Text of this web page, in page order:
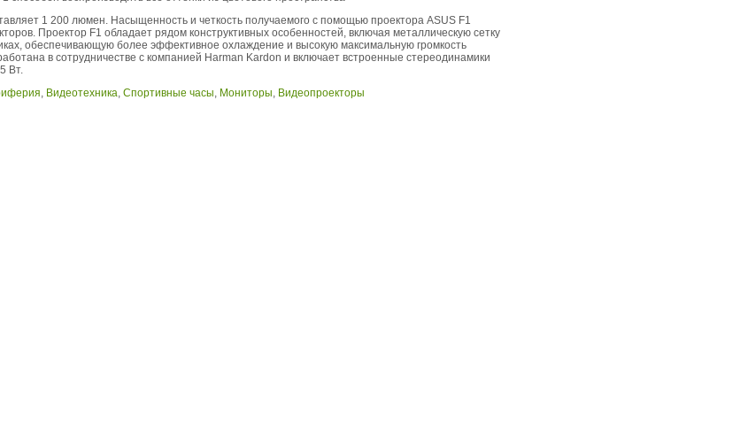
1 200 люмен. Насыщенность и четкость получаемого с помощью проектора ASUS F1
Проектор F1 обладает рядом конструктивных особенностей, включая металлическую сетку
обеспечивающую более эффективное охлаждение и высокую максимальную громкость
в сотрудничестве с компанией Harman Kardon и включает встроенные стереодинамики
Вт.
, Видеотехника, Спортивные часы, Мониторы, Видеопроекторы